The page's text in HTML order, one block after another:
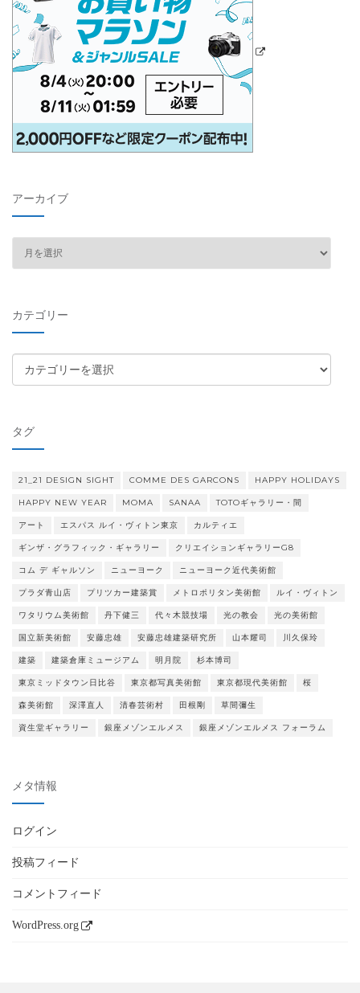
アーカイブ
ブ
カテゴリー
テ
ー
タグ
21_21 DESIGN SIGHT COMME DES GARCONS HAPPY HOLIDAYS
HAPPY NEW YEAR MOMA SANAA TOTOギャラリー・間
アート エスパス ルイ・ヴィトン東京 カルティエ
ギンザ・グラフィック・ギャラリー クリエイションギャラリーG8
コム デ ギャルソン ニューヨーク ニューヨーク近代美術館
プラダ青山店 プリツカー建築賞 メトロポリタン美術館 ルイ・ヴィトン
ワタリウム美術館 丹下健三 代々木競技場 光の教会 光の美術館
国立新美術館 安藤忠雄 安藤忠雄建築研究所 山本耀司 川久保玲
建築 建築倉庫ミュージアム 明月院 杉本博司
東京ミッドタウン日比谷 東京都写真美術館 東京都現代美術館 桜
森美術館 深澤直人 清春芸術村 田根剛 草間彌生
資生堂ギャラリー 銀座メゾンエルメス 銀座メゾンエルメス フォーラム
メタ情報
ログイン
投稿フィード
コメントフィード
WordPress.org